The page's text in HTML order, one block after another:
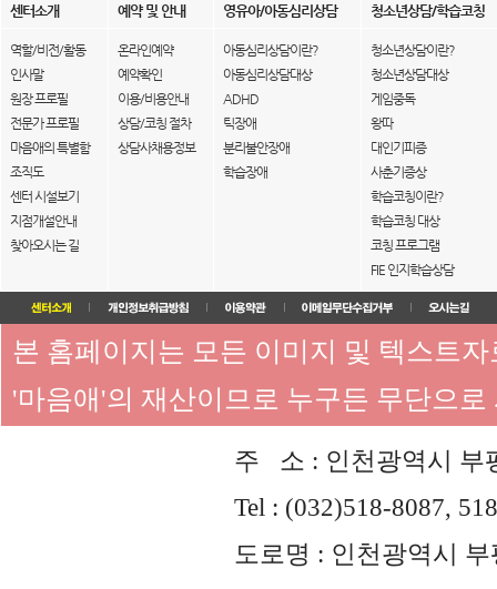
센터소개 예약 및 안내 영유아/아동심리상담 청소년상담/학습코칭
역할/비전/활동
인사말
원장 프로필
전문가 프로필
마음애의 특별함
조직도
센터 시설보기
지점개설안내
찾아오시는 길
온라인예약
예약확인
이용/비용안내
상담/코칭 절차
상담사채용정보
아동심리상담이란?
아동심리상담대상
ADHD
틱장애
분리불안장애
학습장애
청소년상담이란?
청소년상담대상
게임중독
왕따
대인기피증
사춘기증상
학습코칭이란?
학습코칭 대상
코칭 프로그램
FIE 인지학습상담
본 홈페이지는 모든 이미지 및 텍스트
'마음애'의 재산이므로 누구든 무단으
주 소 : 인천광역시 부
Tel : (032)518-8087,
도로명 : 인천광역시